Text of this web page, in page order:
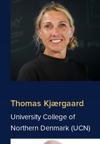
Thomas Kjærgaard
University College of
Northern Denmark (UCN)